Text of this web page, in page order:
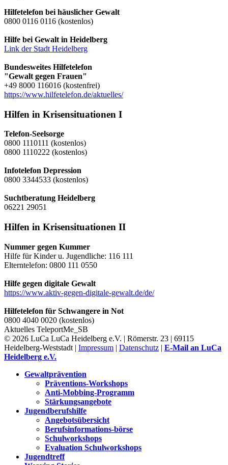
Hilfetelefon bei häuslicher Gewalt
0800 0116 0116 (kostenlos)
Hilfe bei Gewalt in Heidelberg
Link der Stadt Heidelberg
Bundesweites Hilfetelefon
"Gewalt gegen Frauen"
+49 8000 116016 (kostenfrei)
https://www.hilfetelefon.de/aktuelles/
Hilfen in Krisensituationen I
Telefon-Seelsorge
0800 1110111 (kostenlos)
0800 1110222 (kostenlos)
Infotelefon Depression
0800 3344533 (kostenlos)
Suchtberatung Heidelberg
06221 29051
Hilfen in Krisensituationen II
Nummer gegen Kummer
Hilfe für Kinder u. Jugendliche: 116 111
Elterntelefon: 0800 111 0550
Hilfe gegen digitale Gewalt
https://www.aktiv-gegen-digitale-gewalt.de/de/
Hilfetelefon für Schwangere in Not
0800 4040 0020 (kostenlos)
Aktuelles TeleportMe_SB
© 2026 LuCa LuCa Heidelberg e.V. | Römerstr. 23 | 69115
Heidelberg-Weststadt | Impressum | Datenschutz | E-Mail an LuCa
Heidelberg e.V.
Gewaltprävention
Präventions-Workshops
Anti-Mobbing-Programm
Stärkungsangebote
Jugendberufshilfe
Angebotsübersicht
Berufsinformations-börse
Schulworkshops
Evaluation Schulworkshops
Jugendtreff